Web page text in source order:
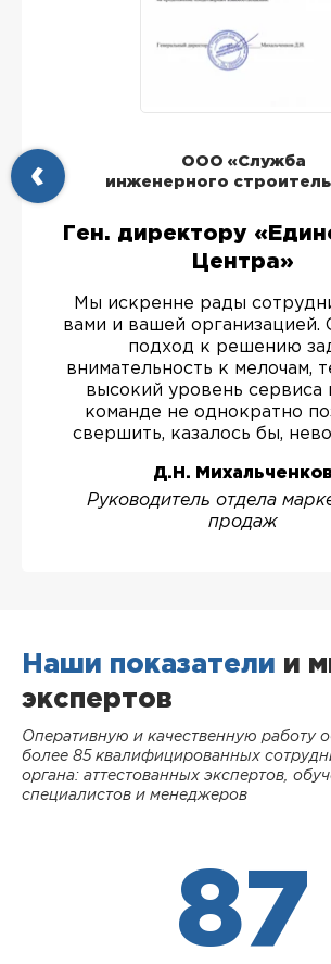
ООО «Служба
инженерного
Ген. директору
Центра»
Мы искренне рады
вами и вашей организацией.
подход к решению
внимательность к мелочам,
высокий уровень сервиса
команде не однократно
свершить, казалось бы,
Д.Н. Михальченков
Руководитель отдела
продаж
Наши показатели и
экспертов
Оперативную и качественную работу
более 85 квалифицированных
органа: аттестованных экспертов,
специалистов и менеджеров
87